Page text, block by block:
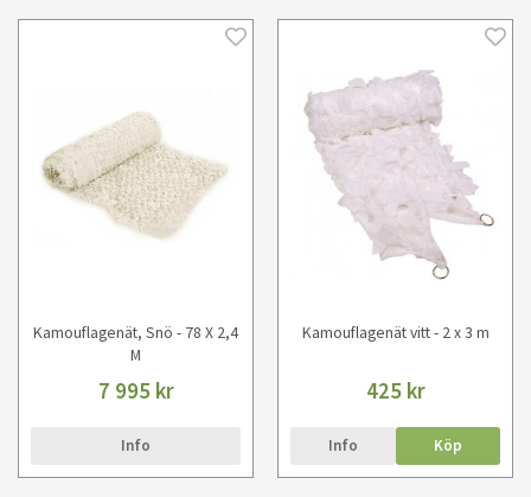
Kamouflagenät, Snö - 78 X 2,4
M
7 995 kr
Info
Kamouflagenät vitt - 2 x 3 m
425 kr
Info Köp